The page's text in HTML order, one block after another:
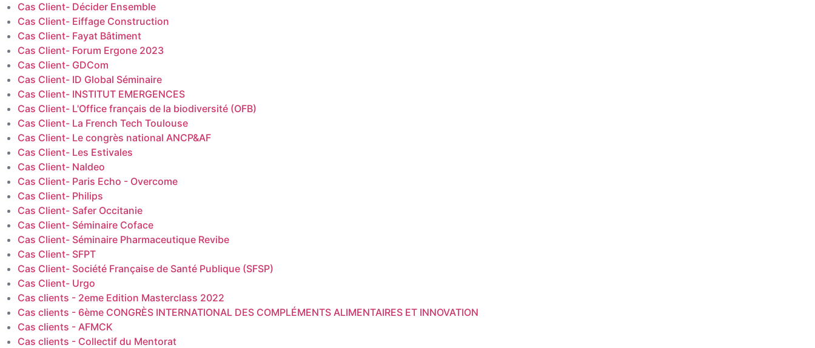
Cas Client- Décider Ensemble
Cas Client- Eiffage Construction
Cas Client- Fayat Bâtiment
Cas Client- Forum Ergone 2023
Cas Client- GDCom
Cas Client- ID Global Séminaire
Cas Client- INSTITUT EMERGENCES
Cas Client- L'Office français de la biodiversité (OFB)
Cas Client- La French Tech Toulouse
Cas Client- Le congrès national ANCP&AF
Cas Client- Les Estivales
Cas Client- Naldeo
Cas Client- Paris Echo - Overcome
Cas Client- Philips
Cas Client- Safer Occitanie
Cas Client- Séminaire Coface
Cas Client- Séminaire Pharmaceutique Revibe
Cas Client- SFPT
Cas Client- Société Française de Santé Publique (SFSP)
Cas Client- Urgo
Cas clients - 2eme Edition Masterclass 2022
Cas clients - 6ème CONGRÈS INTERNATIONAL DES COMPLÉMENTS ALIMENTAIRES ET INNOVATION
Cas clients - AFMCK
Cas clients - Collectif du Mentorat